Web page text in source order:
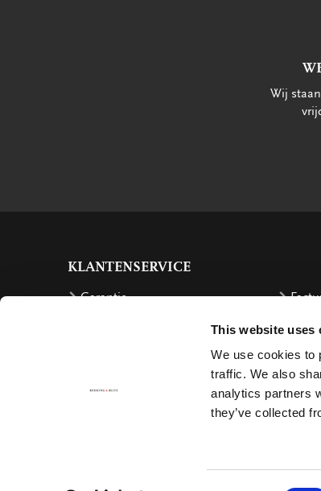
This website uses
We use cookies to
traffic. We also
analytics partners
they’ve collected
Wij
KLANTENSERVICE
Garantie